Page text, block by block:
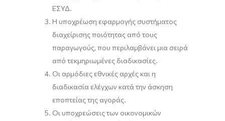
ΕΣΥΔ.
Η υποχρέωση εφαρμογής συστήματος
διαχείρισης ποιότητας από τους
παραγωγούς, που περιλαμβάνει μια σειρά
από τεκμηριωμένες διαδικασίες.
Οι αρμόδιες εθνικές αρχές και η
διαδικασία ελέγχων κατά την άσκηση
εποπτείας της αγοράς.
Οι υποχρεώσεις των οικονομικών